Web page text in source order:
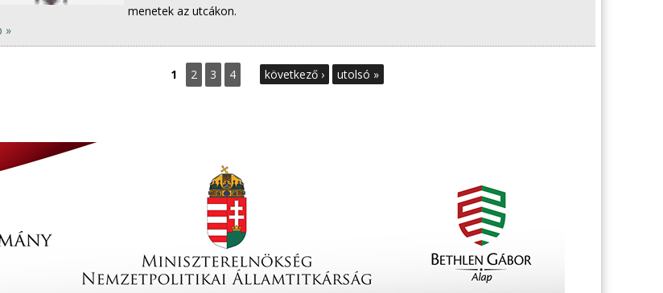
menetek az utcákon.
»
1 2 3 4 következő › utolsó »